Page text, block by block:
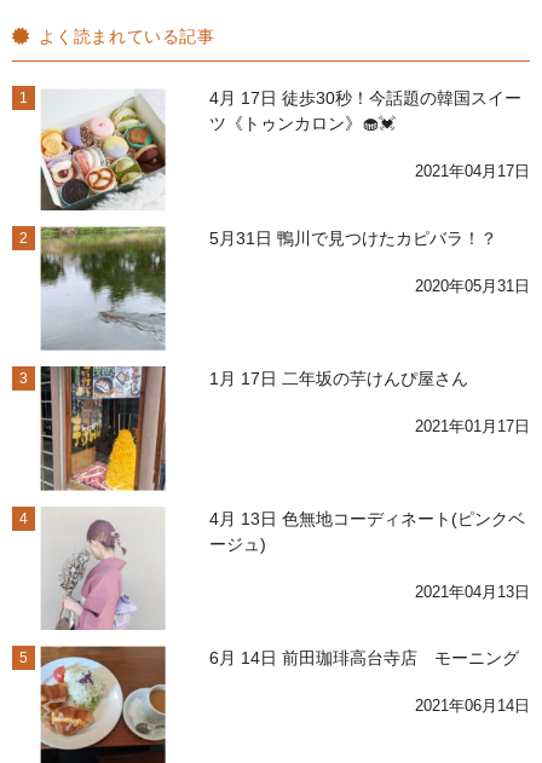
よく読まれている記事
1
4月 17日 徒歩30秒！今話題の韓国スイー
ツ《トゥンカロン》🧁💓
2021年04月17日
2 5月31日 鴨川で見つけたカピバラ！？
2020年05月31日
3 1月 17日 二年坂の芋けんぴ屋さん
2021年01月17日
4
4月 13日 色無地コーディネート(ピンクベ
ージュ)
2021年04月13日
5 6月 14日 前田珈琲高台寺店 モーニング
2021年06月14日